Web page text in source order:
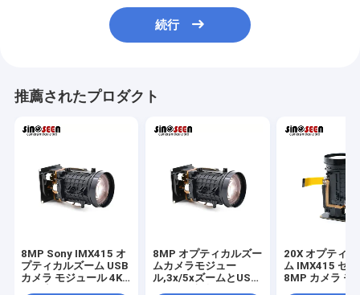
続行
推薦されたプロダクト
8MP Sony IMX415 オ
プティカルズーム USB
カメラ モジュール 4K
8MP オプティカルズー
ムカメラモジュー
ル,3x/5xズームとUSB
20X オプティ
ム IMX415 セ
8MP カメラ モ